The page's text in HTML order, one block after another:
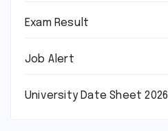
Exam Result
Job Alert
University Date Sheet 2026